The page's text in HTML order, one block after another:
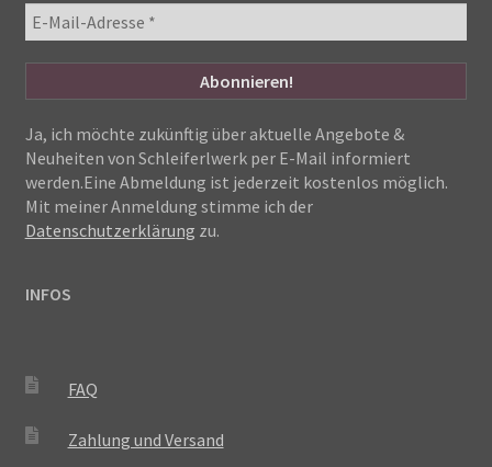
Ja, ich möchte zukünftig über aktuelle Angebote &
Neuheiten von Schleiferlwerk per E-Mail informiert
werden.Eine Abmeldung ist jederzeit kostenlos möglich.
Mit meiner Anmeldung stimme ich der
Datenschutzerklärung zu.
INFOS
FAQ
Zahlung und Versand